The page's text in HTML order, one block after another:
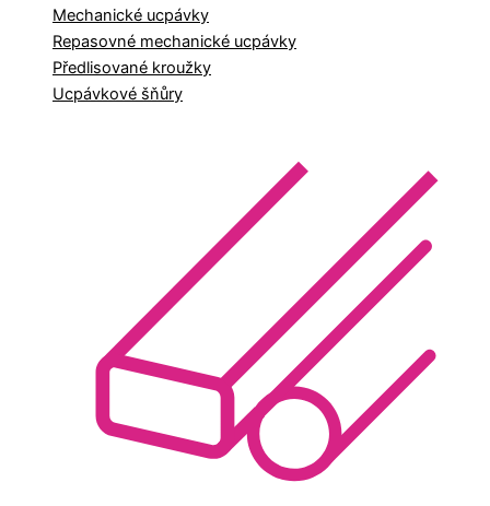
Mechanické ucpávky
Repasovné mechanické ucpávky
Předlisované kroužky
Ucpávkové šňůry